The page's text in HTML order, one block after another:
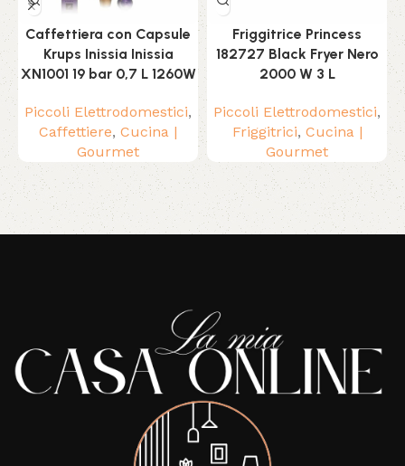
Caffettiera con Capsule
Krups Inissia Inissia
XN1001 19 bar 0,7 L 1260W
Piccoli Elettrodomestici,
Caffettiere, Cucina |
Gourmet
Friggitrice Princess
182727 Black Fryer Nero
2000 W 3 L
Piccoli Elettrodomestici,
Friggitrici, Cucina |
Gourmet
Read More